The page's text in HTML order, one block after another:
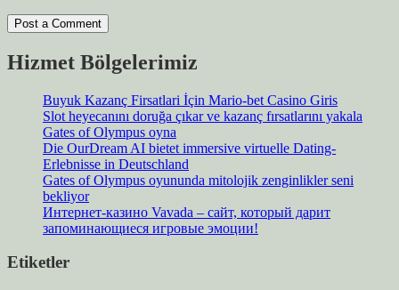
Hizmet Bölgelerimiz
Buyuk Kazanç Firsatlari İçin Mario-bet Casino Giris
Slot heyecanını doruğa çıkar ve kazanç fırsatlarını yakala
Gates of Olympus oyna
Die OurDream AI bietet immersive virtuelle Dating-
Erlebnisse in Deutschland
Gates of Olympus oyununda mitolojik zenginlikler seni
bekliyor
Интернет-казино Vavada – сайт, который дарит
запоминающиеся игровые эмоции!
Etiketler